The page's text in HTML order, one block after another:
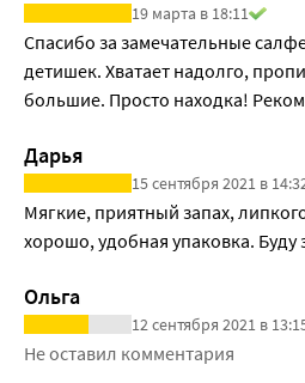
19 марта в 18:11
Спасибо за замечательные
детишек. Хватает надолго,
большие. Просто находка!
Дарья
15 сентября 2021 в
Мягкие, приятный запах,
хорошо, удобная упаковка. Буду
Ольга
12 сентября 2021 в
Не оставил комментария